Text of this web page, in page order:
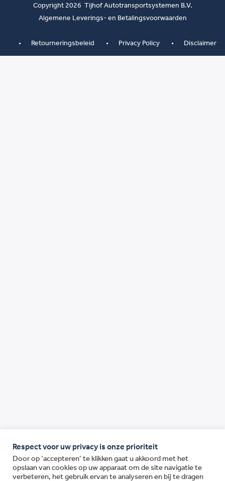
Copyright 2026 Tijhof Autotransportsystemen B.V.
Algemene Leverings- en Betalingsvoorwaarden
Retourneringsbeleid Privacy Policy Disclaimer
Respect voor uw privacy is onze prioriteit
Door op ‘accepteren’ te klikken gaat u akkoord met het
opslaan van cookies op uw apparaat om de site navigatie te
verbeteren, het gebruik ervan te analyseren en bij te dragen